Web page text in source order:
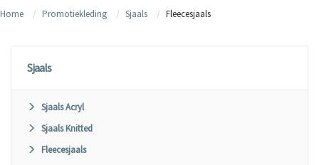
Home Promotiekleding Sjaals Fleecesjaals
Sjaals
Sjaals Acryl
Sjaals Knitted
Fleecesjaals